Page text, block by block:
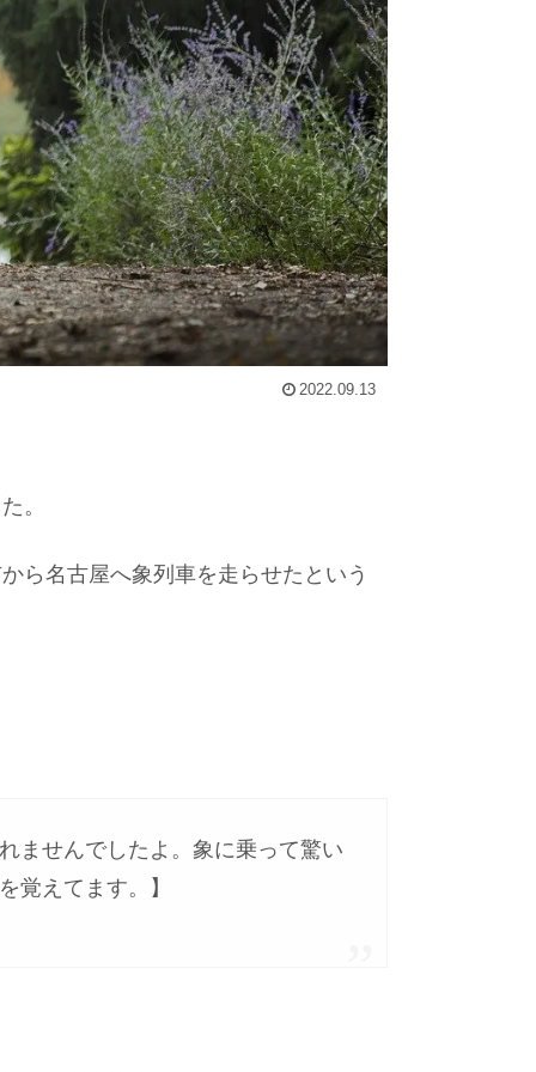
2022.09.13
。
ら名古屋へ象列車を走らせたという
ませんでしたよ。象に乗って驚い
覚えてます。】